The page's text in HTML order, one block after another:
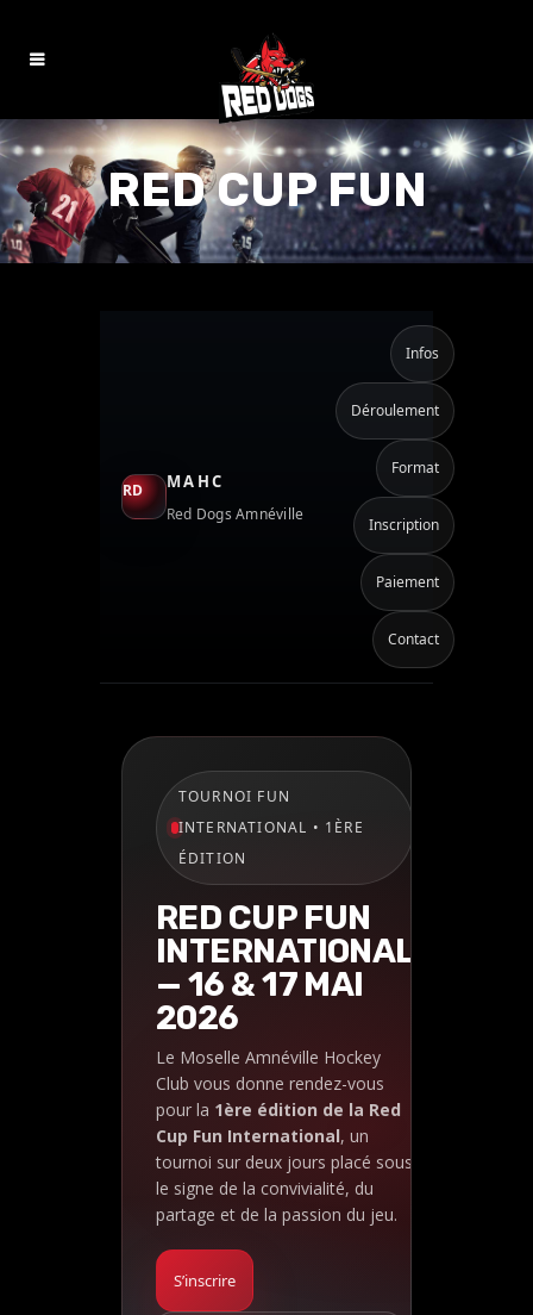
RED CUP FUN
MAHC
Red Dogs Amnéville
Infos
Déroulement
Format
Inscription
Paiement
Contact
TOURNOI FUN
INTERNATIONAL • 1ÈRE
ÉDITION
RED CUP FUN
INTERNATIONAL
— 16 & 17 MAI
2026
Le Moselle Amnéville Hockey
Club vous donne rendez-vous
pour la 1ère édition de la Red
Cup Fun International, un
tournoi sur deux jours placé sous
le signe de la convivialité, du
partage et de la passion du jeu.
S’inscrire